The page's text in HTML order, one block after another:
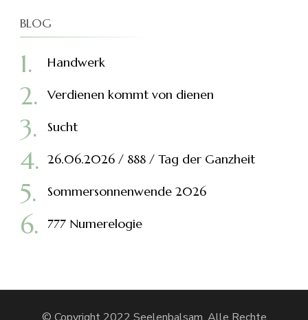
BLOG
Handwerk
Verdienen kommt von dienen
Sucht
26.06.2026 / 888 / Tag der Ganzheit
Sommersonnenwende 2026
777 Numerelogie